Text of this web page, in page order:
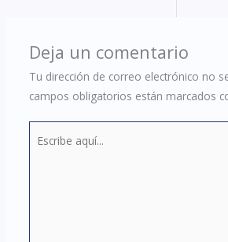
Deja un comentario
Tu dirección de correo electrónico no
campos obligatorios están marcados